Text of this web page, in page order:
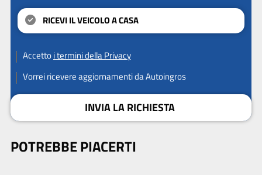
RICEVI IL VEICOLO A CASA
Accettoi termini della Privacy
Vorrei ricevere aggiornamenti da Autoingros
INVIA LA RICHIESTA
POTREBBE PIACERTI